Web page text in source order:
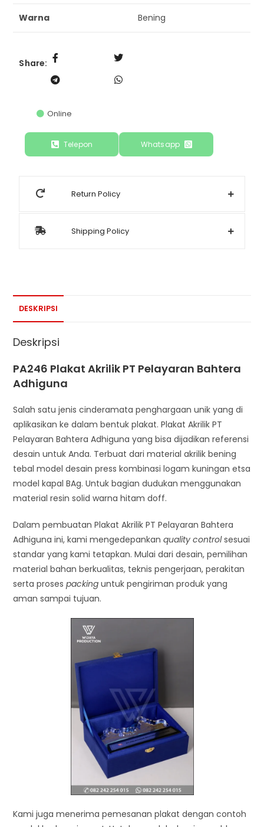
Warna Bening
Share:
Online
Telepon Whatsapp
Return Policy
Shipping Policy
DESKRIPSI
Deskripsi
PA246 Plakat Akrilik PT Pelayaran Bahtera
Adhiguna
Salah satu jenis cinderamata penghargaan unik yang di
aplikasikan ke dalam bentuk plakat. Plakat Akrilik PT
Pelayaran Bahtera Adhiguna yang bisa dijadikan referensi
desain untuk Anda. Terbuat dari material akrilik bening
tebal model desain press kombinasi logam kuningan etsa
model kapal BAg. Untuk bagian dudukan menggunakan
material resin solid warna hitam doff.
Dalam pembuatan Plakat Akrilik PT Pelayaran Bahtera
Adhiguna ini, kami mengedepankanquality controlsesuai
standar yang kami tetapkan. Mulai dari desain, pemilihan
material bahan berkualitas, teknis pengerjaan, perakitan
serta prosespacking untuk pengiriman produk yang
aman sampai tujuan.
Kami juga menerima pemesanan plakat dengan contoh